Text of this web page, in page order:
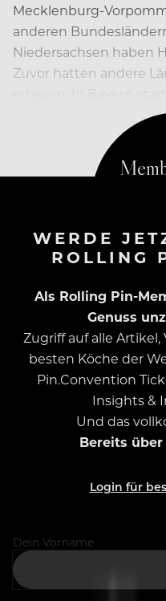
Mecklenburg-
anderen
Niedersachsen haben
Zuvor hatten andere
Biergärten wieder im
WERDE
ROLLING
Als Rolling Pin-
Genuss
Zugriff auf alle Artikel,
besten Köche der
Pin.Convention
Insights &
Und das
Bereits über
Login für
Dein Vorname